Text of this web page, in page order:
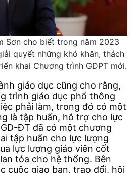
Sơn cho biết trong năm 2023
quyết những khó khăn, thách
khai Chương trình GDPT mới.
giáo dục cũng cho rằng,
trình giáo dục phổ thông
phải làm, trong đó có một
là tập huấn, hỗ trợ cho lực
ĐT đã có một chương
tập huấn cho lực lượng
lực lượng giáo viên cốt
tỏa cho hệ thống. Bên
cuộc giao ban, trao đổi, hội